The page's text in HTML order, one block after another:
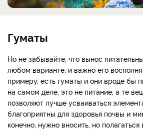
Гуматы
Но не забывайте, что вынос
любом варианте, и важно его
примеру, есть гуматы и они вроде бы
на самом деле, это не питание, а те
позволяют лучше усваиваться
благоприятны для здоровья почвы и
конечно, нужно вносить, но полагаться